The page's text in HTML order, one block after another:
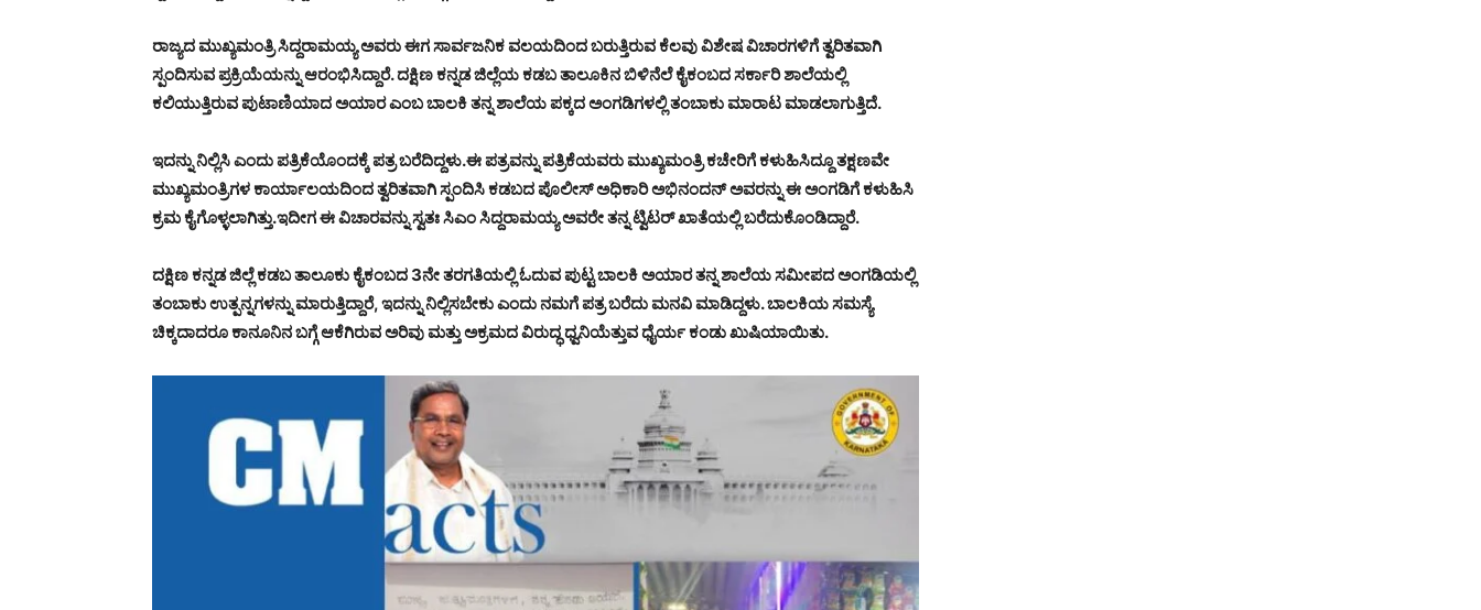
ರಾಜ್ಯದ ಮುಖ್ಯಮಂತ್ರಿ ಸಿದ್ದರಾಮಯ್ಯ ಅವರು ಈಗ ಸಾರ್ವಜನಿಕ ವಲಯದಿಂದ ಬರುತ್ತಿರುವ ಕೆಲವು ವಿಶೇಷ ವಿಚಾರಗಳಿಗೆ ತ್ವರಿತವಾಗಿ
ಸ್ಪಂದಿಸುವ ಪ್ರಕ್ರಿಯೆಯನ್ನು ಆರಂಭಿಸಿದ್ದಾರೆ. ದಕ್ಷಿಣ ಕನ್ನಡ ಜಿಲ್ಲೆಯ ಕಡಬ ತಾಲೂಕಿನ ಬಿಳಿನೆಲೆ ಕೈಕಂಬದ ಸರ್ಕಾರಿ ಶಾಲೆಯಲ್ಲಿ
ಕಲಿಯುತ್ತಿರುವ ಪುಟಾಣಿಯಾದ ಅಯಾರ ಎಂಬ ಬಾಲಕಿ ತನ್ನ ಶಾಲೆಯ ಪಕ್ಕದ ಅಂಗಡಿಗಳಲ್ಲಿ ತಂಬಾಕು ಮಾರಾಟ ಮಾಡಲಾಗುತ್ತಿದೆ.
ಇದನ್ನು ನಿಲ್ಲಿಸಿ ಎಂದು ಪತ್ರಿಕೆಯೊಂದಕ್ಕೆ ಪತ್ರ ಬರೆದಿದ್ದಳು.ಈ ಪತ್ರವನ್ನು ಪತ್ರಿಕೆಯವರು ಮುಖ್ಯಮಂತ್ರಿ ಕಚೇರಿಗೆ ಕಳುಹಿಸಿದ್ದೂ ತಕ್ಷಣವೇ
ಮುಖ್ಯಮಂತ್ರಿಗಳ ಕಾರ್ಯಾಲಯದಿಂದ ತ್ವರಿತವಾಗಿ ಸ್ಪಂದಿಸಿ ಕಡಬದ ಪೊಲೀಸ್ ಅಧಿಕಾರಿ ಅಭಿನಂದನ್ ಅವರನ್ನು ಈ ಅಂಗಡಿಗೆ ಕಳುಹಿಸಿ
ಕ್ರಮ ಕೈಗೊಳ್ಳಲಾಗಿತ್ತು.ಇದೀಗ ಈ ವಿಚಾರವನ್ನು ಸ್ವತಃ ಸಿಎಂ ಸಿದ್ದರಾಮಯ್ಯ ಅವರೇ ತನ್ನ ಟ್ವಿಟರ್ ಖಾತೆಯಲ್ಲಿ ಬರೆದುಕೊಂಡಿದ್ದಾರೆ.
ದಕ್ಷಿಣ ಕನ್ನಡ ಜಿಲ್ಲೆ ಕಡಬ ತಾಲೂಕು ಕೈಕಂಬದ 3ನೇ ತರಗತಿಯಲ್ಲಿ ಓದುವ ಪುಟ್ಟ ಬಾಲಕಿ ಅಯಾರ ತನ್ನ ಶಾಲೆಯ ಸಮೀಪದ ಅಂಗಡಿಯಲ್ಲಿ
ತಂಬಾಕು ಉತ್ಪನ್ನಗಳನ್ನು ಮಾರುತ್ತಿದ್ದಾರೆ, ಇದನ್ನು ನಿಲ್ಲಿಸಬೇಕು ಎಂದು ನಮಗೆ ಪತ್ರ ಬರೆದು ಮನವಿ ಮಾಡಿದ್ದಳು. ಬಾಲಕಿಯ ಸಮಸ್ಯೆ
ಚಿಕ್ಕದಾದರೂ ಕಾನೂನಿನ ಬಗ್ಗೆ ಆಕೆಗಿರುವ ಅರಿವು ಮತ್ತು ಅಕ್ರಮದ ವಿರುದ್ಧ ಧ್ವನಿಯೆತ್ತುವ ಧೈರ್ಯ ಕಂಡು ಖುಷಿಯಾಯಿತು.